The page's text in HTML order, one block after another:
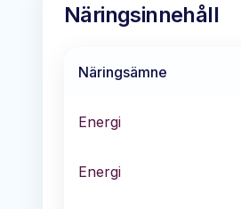
Näringsinnehåll
Näringsämne
Energi
Energi